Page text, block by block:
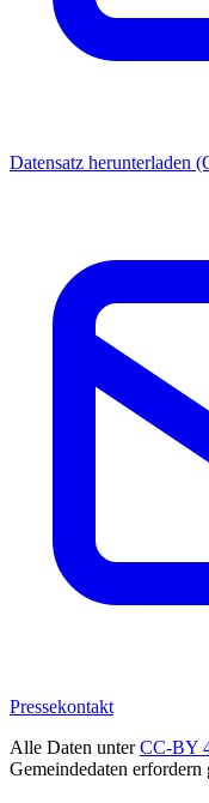
Datensatz herunterladen
Pressekontakt
Alle Daten unterCC-BY
Gemeindedaten